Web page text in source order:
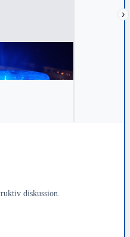
›
diskussion.